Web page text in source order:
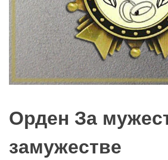
Орден За
замужестве